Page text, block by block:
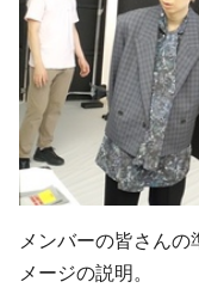
メンバーの皆さん
メージの説明。